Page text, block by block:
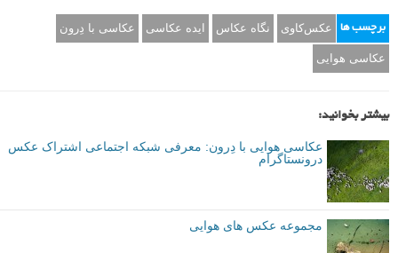
من به مقصد رسیدم، در یک مرکز خرید پارک کردم، یک فلش راهنما پیدا
کردم که به ریل قطار می رسید و از یک تپه سنگی بزرگ بر روی یک تونل
بالا رفتم تا به ریل رسیدم. حدود چهارصد متر در امتداد ریل پیاده روی کردم تا
زود رسیدم تا یک سری چیزها را بفهمم، دِرون را بالا بردم تا برنامه ریزی های
در آن دراز بکشم را در نظر بگیرم. من تعدادی عکس از خودم که بر روی
ریل دراز کشیده بودم از دور و نزدیک و در تمام موقعیت های مختلف گرفتم،
بنابراین گزینه هایی داشتم که در پس پردازش با آنها کار کنم. سپس، منتظر
جهت می رفت. با تمام شدن همه کارها، اکنون وقت آن بود که به خانه بروم